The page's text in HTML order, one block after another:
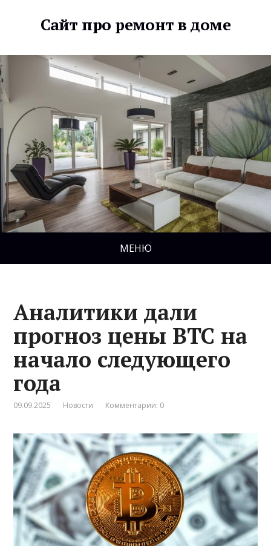
Сайт про ремонт в доме
МЕНЮ
Аналитики дали
прогноз цены BTC на
начало следующего
года
09.09.2025 Новости Комментарии: 0